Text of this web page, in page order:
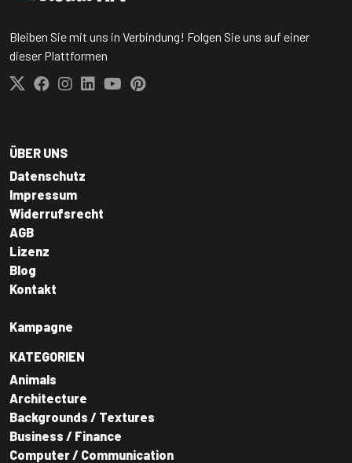
Bleiben Sie mit uns in Verbindung! Folgen Sie uns auf einer
dieser Plattformen
ÜBER UNS
Datenschutz
Impressum
Widerrufsrecht
AGB
Lizenz
Blog
Kontakt
Kampagne
KATEGORIEN
Animals
Architecture
Backgrounds / Textures
Business / Finance
Computer / Communication